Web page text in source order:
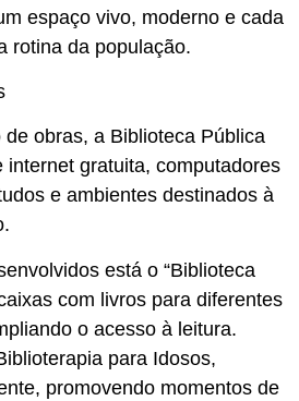
espaço vivo, moderno e cada
rotina da população.
obras, a Biblioteca Pública
internet gratuita, computadores
e ambientes destinados à
está o “Biblioteca
com livros para diferentes
o acesso à leitura.
para Idosos,
promovendo momentos de